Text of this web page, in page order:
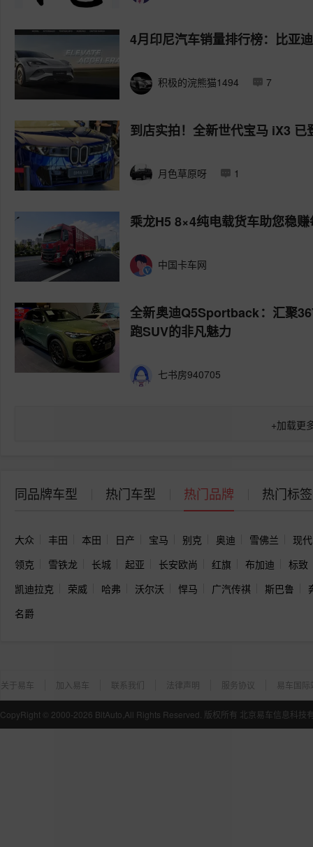
4月印尼汽车销量排行榜：比亚
积极的浣熊猫1494 7
到店实拍！全新世代宝马 iX3
月色草原呀 1
乘龙H5 8×4纯电载货车助您稳
中国卡车网
全新奥迪Q5Sportback：汇聚
跑SUV的非凡魅力
七书房940705
+加载更
同品牌车型 热门车型 热门品牌 热门标签
大众 丰田 本田 日产 宝马 别克 奥迪 雪佛兰
现代
领克
雪铁龙 长城 起亚 长安欧尚 红旗 布加迪
标致
凯迪拉克
荣威 哈弗 沃尔沃 悍马 广汽传祺 斯巴鲁
名爵
关于易车 加入易车 联系我们 法律声明 服务协议 易车国际
CopyRight © 2000-2026 BitAuto,All Rights Reserved. 版权所有 北京易车信息科